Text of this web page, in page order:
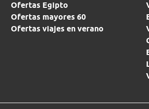
Ofertas Egipto
Ofertas mayores 60
Ofertas viajes en verano